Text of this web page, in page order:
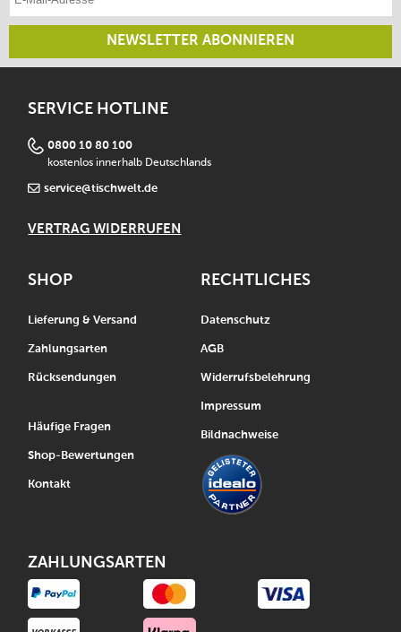
NEWSLETTER ABONNIEREN
SERVICE HOTLINE
0800 10 80 100
kostenlos innerhalb Deutschlands
service@tischwelt.de
VERTRAG WIDERRUFEN
SHOP
Lieferung & Versand
Zahlungsarten
Rücksendungen
Häufige Fragen
Shop-Bewertungen
Kontakt
RECHTLICHES
Datenschutz
AGB
Widerrufsbelehrung
Impressum
Bildnachweise
ZAHLUNGSARTEN